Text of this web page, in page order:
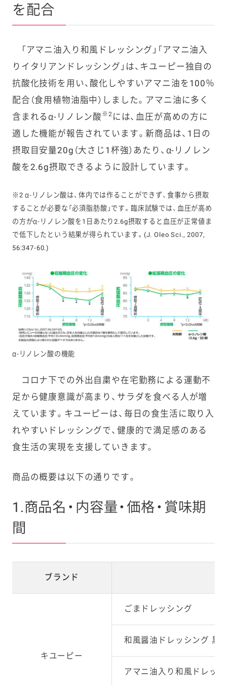
を配合
「アマニ油入り和風ドレッシング」「アマニ油入
りイタリアンドレッシング」は、キユーピー独自の
抗酸化技術を用い、酸化しやすいアマニ油を100％
配合（食用植物油脂中）しました。アマニ油に多く
含まれるα-リノレン酸 ※2 には、血圧が高めの方に
適した機能が報告されています。新商品は、1日の
摂取目安量20g（大さじ1杯強）あたり、α-リノレン
酸を2.6g摂取できるように設計しています。
※2 α-リノレン酸は、体内では作ることができず、食事から摂取
することが必要な「必須脂肪酸」です。臨床試験では、血圧が高め
の方がα-リノレン酸を1日あたり2.6g摂取すると血圧が正常値ま
で低下したという結果が得られています。(J. Oleo Sci., 2007,
56:347-60.)
α-リノレン酸の機能
コロナ下での外出自粛や在宅勤務による運動不
足から健康意識が高まり、サラダを食べる人が増
えています。キユーピーは、毎日の食生活に取り入
れやすいドレッシングで、健康的で満足感のある
食生活の実現を支援していきます。
商品の概要は以下の通りです。
1.商品名・内容量・価格・賞味期
間
ブランド
キユーピー
ごまドレッシング
和風醤油ドレッシング 黒
アマニ油入り和風ドレッ